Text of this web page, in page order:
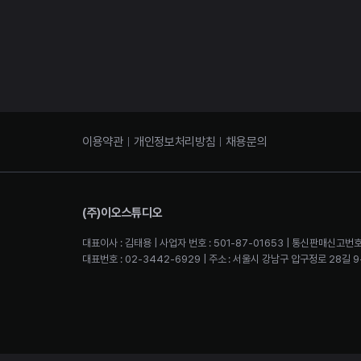
이용약관 개인정보처리방침 채용문의
(주)이오스튜디오
대표이사 : 김태용 | 사업자 번호 : 501-87-01653 | 통신판매신고
대표번호 : 02-3442-6929 | 주소 : 서울시 강남구 압구정로 28